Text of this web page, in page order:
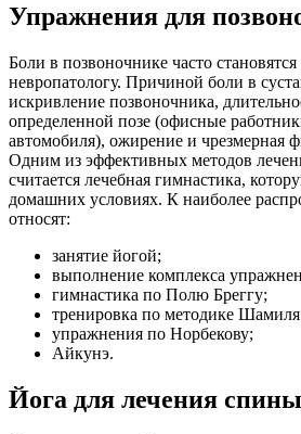
Упражнения для
Боли в позвоночнике часто
невропатологу. Причиной боли в
искривление позвоночника,
определенной позе (офисные
автомобиля), ожирение и чрезмерная
Одним из эффективных методов
считается лечебная гимнастика,
домашних условиях. К наиболее
относят:
занятие йогой;
выполнение комплекса
гимнастика по Полю Бреггу;
тренировка по методике
упражнения по Норбекову;
Айкунэ.
Йога для лечения спины